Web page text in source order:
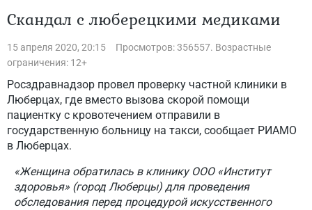
Скандал с люберецкими медиками
15 апреля 2020, 20:15
Просмотров: 356557. Возрастные
ограничения: 12+
Росздравнадзор провел проверку частной клиники в
Люберцах, где вместо вызова скорой помощи
пациентку с кровотечением отправили в
государственную больницу на такси, сообщает РИАМО
в Люберцах.
«Женщина обратилась в клинику ООО «Институт
здоровья» (город Люберцы) для проведения
обследования перед процедурой искусственного